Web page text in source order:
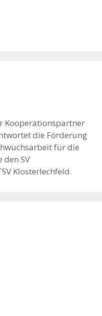
Kooperationspartner
die Förderung
für die
den SV
Klosterlechfeld.